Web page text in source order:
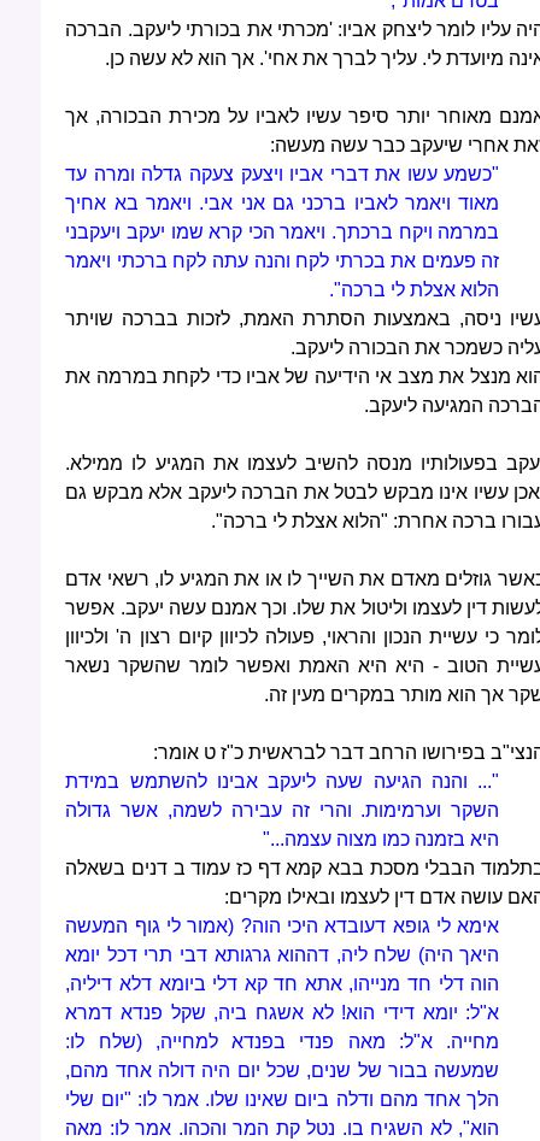
עליו לומר ליצחק אביו: 'מכרתי את בכורתי ליעקב. הברכה
מיועדת לי. עליך לברך את אחי'. אך הוא לא עשה כן.
מאוחר יותר סיפר עשיו לאביו על מכירת הבכורה, אך
אחרי שיעקב כבר עשה מעשה:
"כשמע עשו את דברי אביו ויצעק צעקה גדלה ומרה עד
מאוד ויאמר לאביו ברכני גם אני אבי. ויאמר בא אחיך
במרמה ויקח ברכתך. ויאמר הכי קרא שמו יעקב ויעקבני
זה פעמים את בכרתי לקח והנה עתה לקח ברכתי ויאמר
הלוא אצלת לי ברכה".
ניסה, באמצעות הסתרת האמת, לזכות בברכה שויתר
כשמכר את הבכורה ליעקב.
מנצל את מצב אי הידיעה של אביו כדי לקחת במרמה את
המגיעה ליעקב.
בפעולותיו מנסה להשיב לעצמו את המגיע לו ממילא.
עשיו אינו מבקש לבטל את הברכה ליעקב אלא מבקש גם
ברכה אחרת: "הלוא אצלת לי ברכה".
גוזלים מאדם את השייך לו או את המגיע לו, רשאי אדם
דין לעצמו וליטול את שלו. וכך אמנם עשה יעקב. אפשר
כי עשיית הנכון והראוי, פעולה לכיוון קיום רצון ה' ולכיוון
הטוב - היא היא האמת ואפשר לומר שהשקר נשאר
אך הוא מותר במקרים מעין זה.
בפירושו הרחב דבר לבראשית כ"ז ט אומר:
"... והנה הגיעה שעה ליעקב אבינו להשתמש במידת
השקר וערמימות. והרי זה עבירה לשמה, אשר גדולה
היא בזמנה כמו מצוה עצמה..."
הבבלי מסכת בבא קמא דף כז עמוד ב דנים בשאלה
עושה אדם דין לעצמו ובאילו מקרים:
אימא לי גופא דעובדא היכי הוה? (אמור לי גוף המעשה
היאך היה) שלח ליה, דההוא גרגותא דבי תרי דכל יומא
הוה דלי חד מנייהו, אתא חד קא דלי ביומא דלא דיליה,
א"ל: יומא דידי הוא! לא אשגח ביה, שקל פנדא דמרא
מחייה. א"ל: מאה פנדי בפנדא למחייה, (שלח לו:
שמעשה בבור של שנים, שכל יום היה דולה אחד מהם,
הלך אחד מהם ודלה ביום שאינו שלו. אמר לו: "יום שלי
הוא", לא השגיח בו. נטל קת המר והכהו. אמר לו: מאה